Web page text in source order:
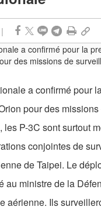
|
a confirmé pour
pour des
les P-3C sont surtout
conjointes de
de Taipei. Le
au ministre de la
aérienne. Ils